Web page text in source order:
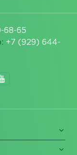
68-65
+7 (929) 644-